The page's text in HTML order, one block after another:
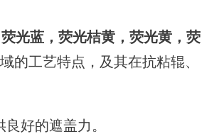
光蓝，荧光桔黄，荧光黄，荧
的工艺特点，及其在抗粘辊、
好的遮盖力。